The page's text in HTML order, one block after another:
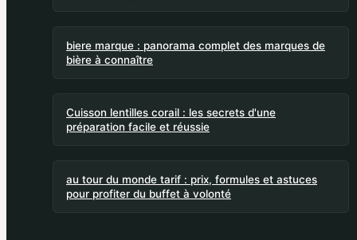
biere marque : panorama complet des marques de
bière à connaître
Cuisson lentilles corail : les secrets d'une
préparation facile et réussie
au tour du monde tarif : prix, formules et astuces
pour profiter du buffet à volonté